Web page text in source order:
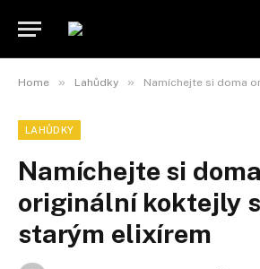
Home » Lahůdky » Namíchejte si doma originální
LAHŮDKY
Namíchejte si doma
originální koktejly
starým elixírem